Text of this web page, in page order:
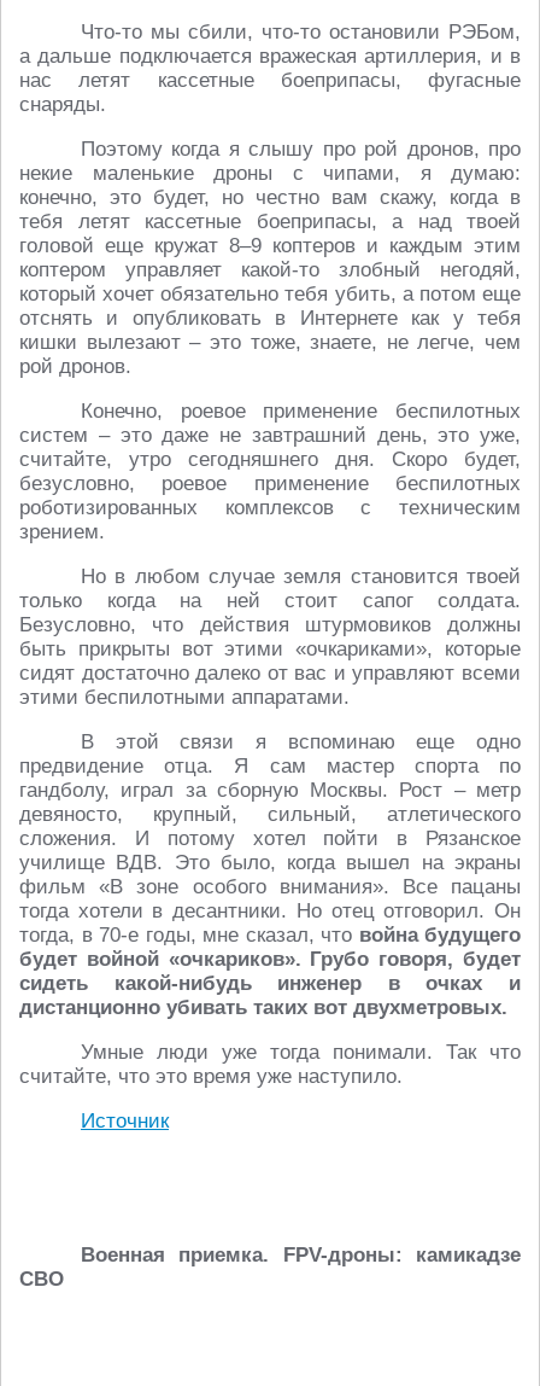
Что-то мы сбили, что-то остановили РЭБом,
а дальше подключается вражеская артиллерия, и в
нас летят кассетные боеприпасы, фугасные
снаряды.
Поэтому когда я слышу про рой дронов, про
некие маленькие дроны с чипами, я думаю:
конечно, это будет, но честно вам скажу, когда в
тебя летят кассетные боеприпасы, а над твоей
головой еще кружат 8–9 коптеров и каждым этим
коптером управляет какой-то злобный негодяй,
который хочет обязательно тебя убить, а потом еще
отснять и опубликовать в Интернете как у тебя
кишки вылезают – это тоже, знаете, не легче, чем
рой дронов.
Конечно, роевое применение беспилотных
систем – это даже не завтрашний день, это уже,
считайте, утро сегодняшнего дня. Скоро будет,
безусловно, роевое применение беспилотных
роботизированных комплексов с техническим
зрением.
Но в любом случае земля становится твоей
только когда на ней стоит сапог солдата.
Безусловно, что действия штурмовиков должны
быть прикрыты вот этими «очкариками», которые
сидят достаточно далеко от вас и управляют всеми
этими беспилотными аппаратами.
В этой связи я вспоминаю еще одно
предвидение отца. Я сам мастер спорта по
гандболу, играл за сборную Москвы. Рост – метр
девяносто, крупный, сильный, атлетического
сложения. И потому хотел пойти в Рязанское
училище ВДВ. Это было, когда вышел на экраны
фильм «В зоне особого внимания». Все пацаны
тогда хотели в десантники. Но отец отговорил. Он
тогда, в 70-е годы, мне сказал, что война будущего
будет войной «очкариков». Грубо говоря, будет
сидеть какой-нибудь инженер в очках и
дистанционно убивать таких вот двухметровых.
Умные люди уже тогда понимали. Так что
считайте, что это время уже наступило.
Источник
Военная приемка. FPV-дроны: камикадзе
СВО